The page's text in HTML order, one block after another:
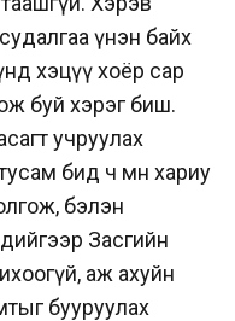
үнэн байх
хэцүү хоёр сар
буй хэрэг биш.
учруулах
бид ч мөн хариу
бэлэн
Засгийн
аж ахуйн
бууруулах